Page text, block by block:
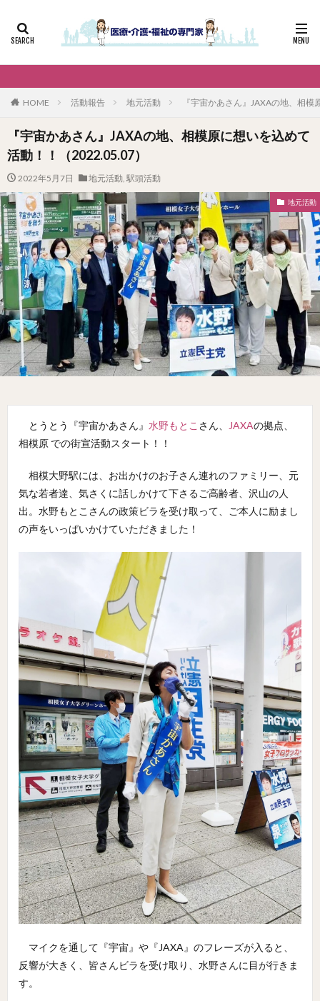
HOME 活動報告 地元活動 『宇宙かあさん』JAXAの地、相
『宇宙かあさん』JAXAの地、相模原に想いを込めて
活動！！（2022.05.07）
2022年5月7日 地元活動, 駅頭活動
地元活動
とうとう『宇宙かあさん』 水野もとこ さん、 JAXAの拠点、
相模原 での街宣活動スタート！！
相模大野駅には、お出かけのお子さん連れのファミリー、元
気な若者達、気さくに話しかけて下さるご高齢者、沢山の人
出。水野もとこさんの政策ビラを受け取って、ご本人に励まし
の声をいっぱいかけていただきました！
マイクを通して『宇宙』や『JAXA』のフレーズが入ると、
反響が大きく、皆さんビラを受け取り、水野さんに目が行きま
す。